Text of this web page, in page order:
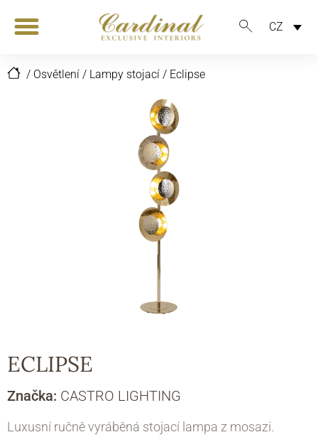
CZ
/ Osvětlení / Lampy stojací / Eclipse
ECLIPSE
Značka: CASTRO LIGHTING
Luxusní ručně vyráběná stojací lampa z mosazi.